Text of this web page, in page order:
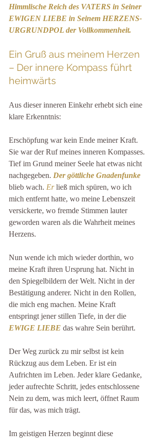
Himmlische Reich des VATERS in Seiner
EWIGEN LIEBE in Seinem HERZENS-
URGRUNDPOL der Vollkommenheit.
Ein Gruß aus meinem Herzen
– Der innere Kompass führt
heimwärts
Aus dieser inneren Einkehr erhebt sich eine
klare Erkenntnis:
Erschöpfung war kein Ende meiner Kraft.
Sie war der Ruf meines inneren Kompasses.
Tief im Grund meiner Seele hat etwas nicht
nachgegeben. Der göttliche Gnadenfunke
blieb wach. Er ließ mich spüren, wo ich
mich entfernt hatte, wo meine Lebenszeit
versickerte, wo fremde Stimmen lauter
geworden waren als die Wahrheit meines
Herzens.
Nun wende ich mich wieder dorthin, wo
meine Kraft ihren Ursprung hat. Nicht in
den Spiegelbildern der Welt. Nicht in der
Bestätigung anderer. Nicht in den Rollen,
die mich eng machen. Meine Kraft
entspringt jener stillen Tiefe, in der die
EWIGE LIEBE das wahre Sein berührt.
Der Weg zurück zu mir selbst ist kein
Rückzug aus dem Leben. Er ist ein
Aufrichten im Leben. Jeder klare Gedanke,
jeder aufrechte Schritt, jedes entschlossene
Nein zu dem, was mich leert, öffnet Raum
für das, was mich trägt.
Im geistigen Herzen beginnt diese